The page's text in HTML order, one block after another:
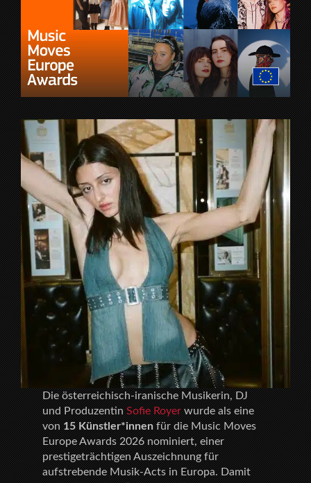
Die österreichisch-iranische Musikerin, DJ
und ProduzentinSofie Royerwurde als eine
von15 Künstler*innenfür die Music Moves
Europe Awards 2026 nominiert, einer
prestigeträchtigen Auszeichnung für
aufstrebende Musik-Acts in Europa. Damit